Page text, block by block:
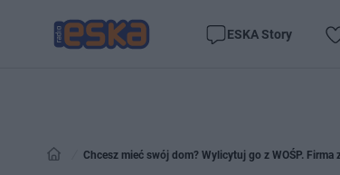
ESKA Story
Chcesz mieć swój dom? Wylicytuj go z WOŚP.